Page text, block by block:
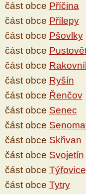
část obce Příčina
část obce Přílepy
část obce Pšovlky
část obce
část obce
část obce Ryšín
část obce Řenčov
část obce Senec
část obce
část obce Skřivan
část obce Svojetín
část obce Týřovice
část obce Tytry